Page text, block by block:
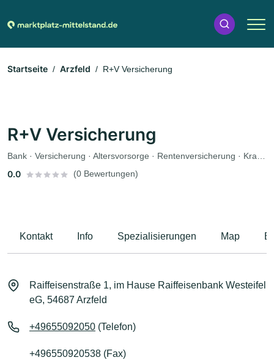
Startseite Arzfeld R+V Versicherung
R+V Versicherung
Bank · Versicherung · Altersvorsorge · Rentenversicherung · Krankenversicherung · Autoversicherung
0.0 (0 Bewertungen)
Kontakt Info Spezialisierungen Map
Raiffeisenstraße 1, im Hause Raiffeisenbank Westeifel
eG, 54687 Arzfeld
+49655092050 (Telefon)
+496550920538 (Fax)